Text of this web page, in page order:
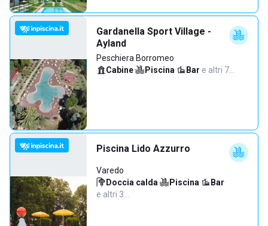
Gardanella Sport Village -
Ayland
Peschiera Borromeo
Cabine· Piscina· Bar·e altri 7…
Piscina Lido Azzurro
Varedo
Doccia calda· Piscina· Bar·
e altri 3…